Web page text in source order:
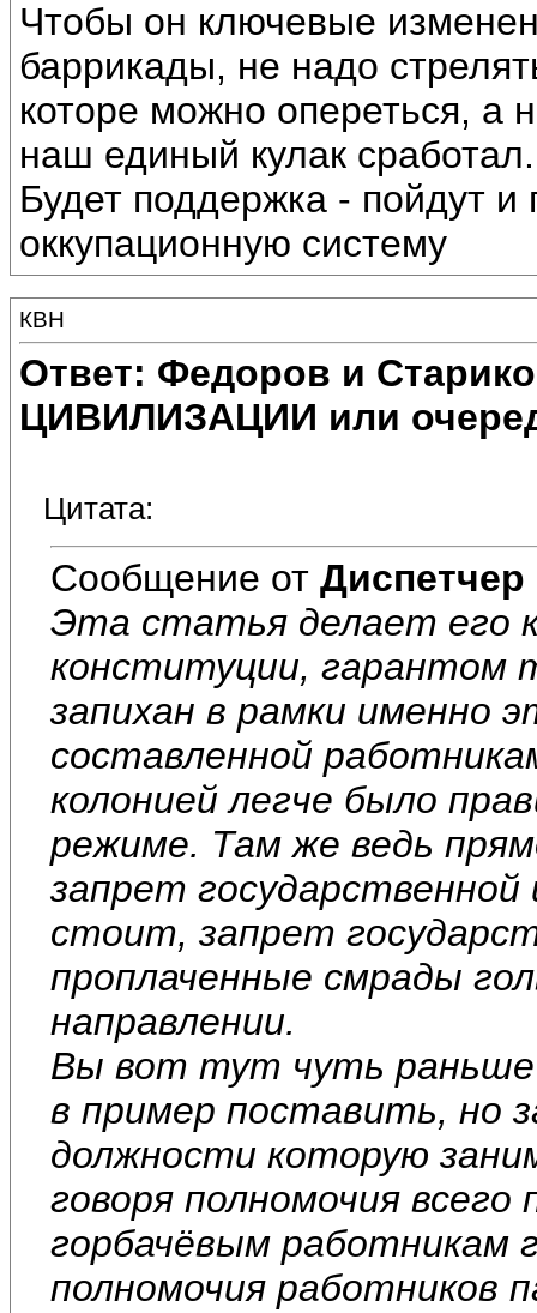
Чтобы он ключевые
баррикады, не надо
которе можно опереться, а
наш единый кулак сработал.
Будет поддержка - пойдут
оккупационную систему
КВН
Ответ: Федоров и
ЦИВИЛИЗАЦИИ или
Цитата:
Сообщение от Диспетчер
Эта статья делает его
конституции, гарантом
запихан в рамки именно
составленной
колонией легче было
режиме. Там же ведь
запрет
стоит, запрет
проплаченные смрады
направлении.
Вы вот тут чуть
в пример поставить, но
должности которую
говоря полномочия
горбачёвым работникам
полномочия работников